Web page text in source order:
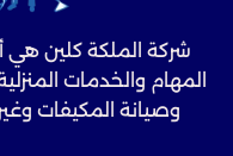
شركة الملكة كلين
المهام والخدمات
وصيانة المكيفات